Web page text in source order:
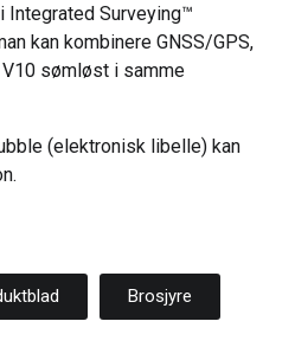
Integrated Surveying™
kan kombinere GNSS/GPS,
sømløst i samme
(elektronisk libelle) kan
Brosjyre